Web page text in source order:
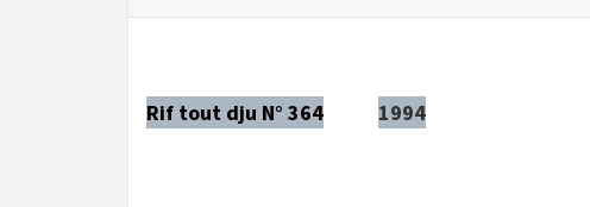
Rif tout dju N° 364 1994